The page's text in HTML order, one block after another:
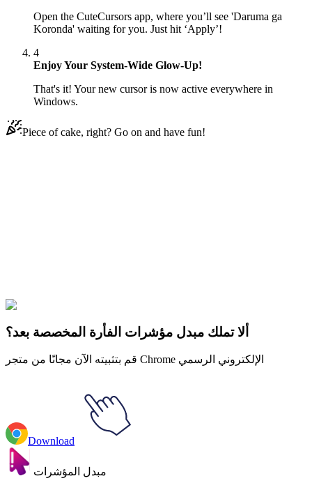
Open the CuteCursors app, where you’ll see 'Daruma ga
Koronda' waiting for you. Just hit ‘Apply’!
4
Enjoy Your System-Wide Glow-Up!
That's it! Your new cursor is now active everywhere in
Windows.
Piece of cake, right? Go on and have fun!
الأفلام
ألا تملك مبدل مؤشرات الفأرة المخصصة بعد؟
قم بتثبيته الآن مجانًا من متجر Chrome الإلكتروني الرسمي
Download
مبدل المؤشرات